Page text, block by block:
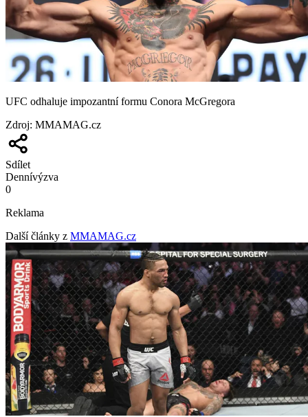
UFC odhaluje impozantní formu Conora McGregora
Zdroj: MMAMAG.cz
Sdílet
Dennívýzva
0
Reklama
Další články z MMAMAG.cz